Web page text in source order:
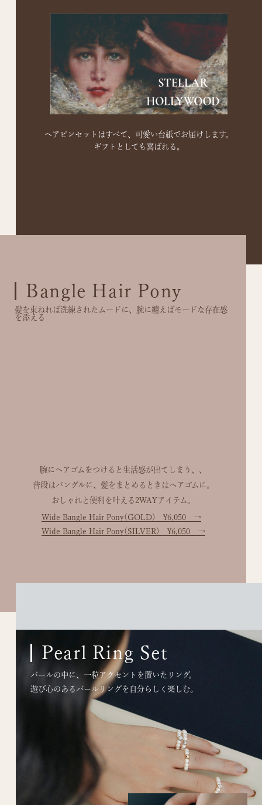
ヘアピンセットはすべて、可愛い台紙でお届けします。
ギフトとしても喜ばれる。
Bangle Hair Pony
髪を束ねれば洗練されたムードに、腕に纏えばモードな存在感
を添える
Wide Bangle Hair Pony (SILVER) ¥6,050
腕にヘアゴムをつけると生活感が出てしまう、、
普段はバングルに、髪をまとめるときはヘアゴムに。
おしゃれと便利を叶える2WAYアイテム。
Wide Bangle Hair Pony(GOLD) ¥6,050
→
Wide Bangle Hair Pony(SILVER) ¥6,050
→
Pearl Ring Set
パールの中に、一粒アクセントを置いたリング。
遊び心のあるパールリングを自分らしく楽しむ。